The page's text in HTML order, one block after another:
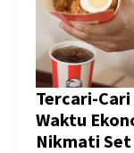
Tercari-
Waktu
Nikmati Set